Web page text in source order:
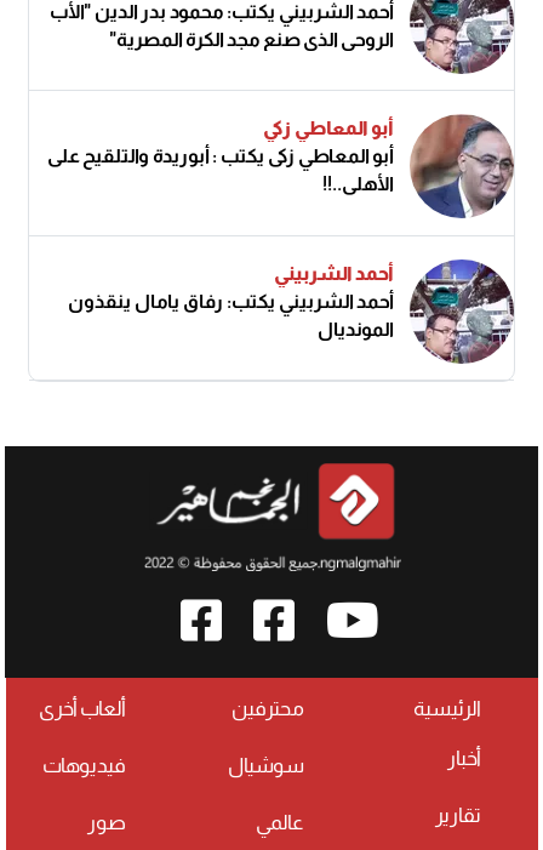
أحمد الشربيني يكتب: محمود بدر الدين "الأب
الروحي الذي صنع مجد الكرة المصرية"
أبو المعاطي زكي
أبو المعاطي زكى يكتب : أبوريدة والتلقيح على
الأهلى..!!
أحمد الشربيني
أحمد الشربيني يكتب: رفاق يامال ينقذون
المونديال
الرئيسية
أخبار
تقارير
محترفين
سوشيال
عالمي
ألعاب أخرى
فيديوهات
صور